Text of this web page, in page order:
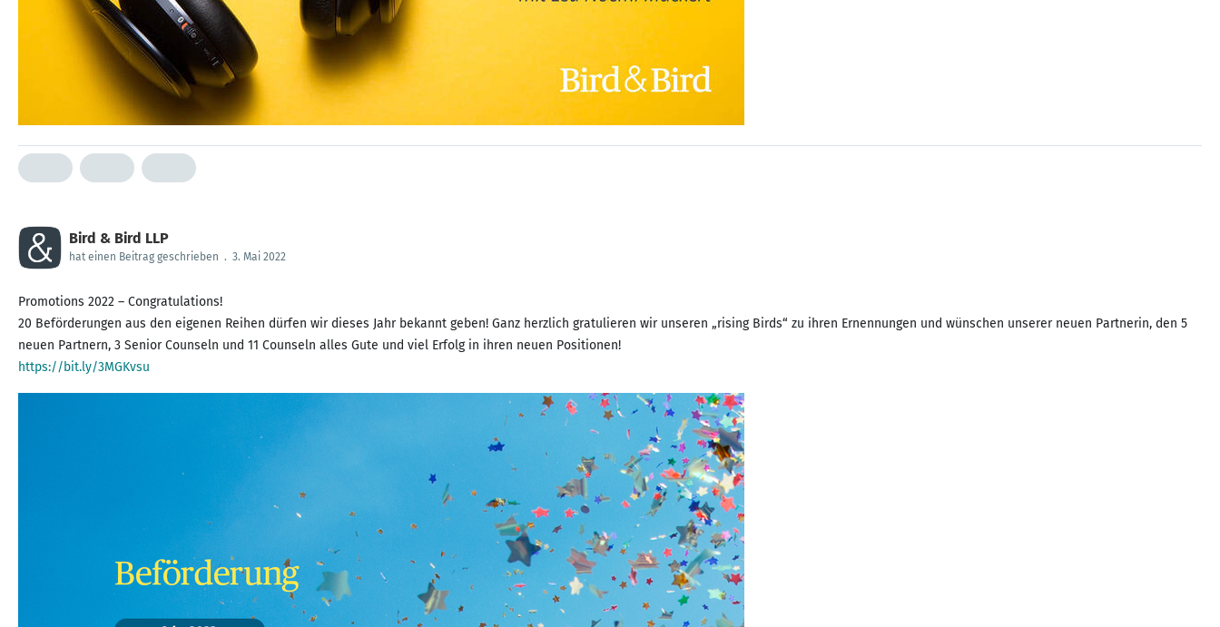
Bird & Bird LLP
hat einen Beitrag geschrieben . 3. Mai 2022
Promotions 2022 – Congratulations!
20 Beförderungen aus den eigenen Reihen dürfen wir dieses Jahr bekannt geben! Ganz herzlich gratulieren wir unseren „rising Birds“ zu ihren Ernennungen und wünschen unserer neuen Partnerin, den 5
https://bit.ly/3MGKvsu